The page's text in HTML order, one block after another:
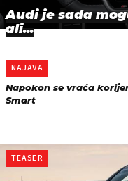
Audi je sada
ali...
NAJAVA
Napokon se vraća
Smart
TEASER